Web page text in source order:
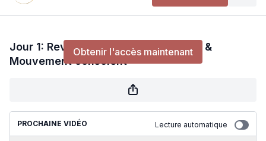
Jour 1: Revenir au corps | Méditation &
Obtenir l'accès maintenant
pour continuer
Jour 1: Revenir au corps | Méditation &
Mouvement conscient
PROCHAINE VIDÉO Lecture automatique